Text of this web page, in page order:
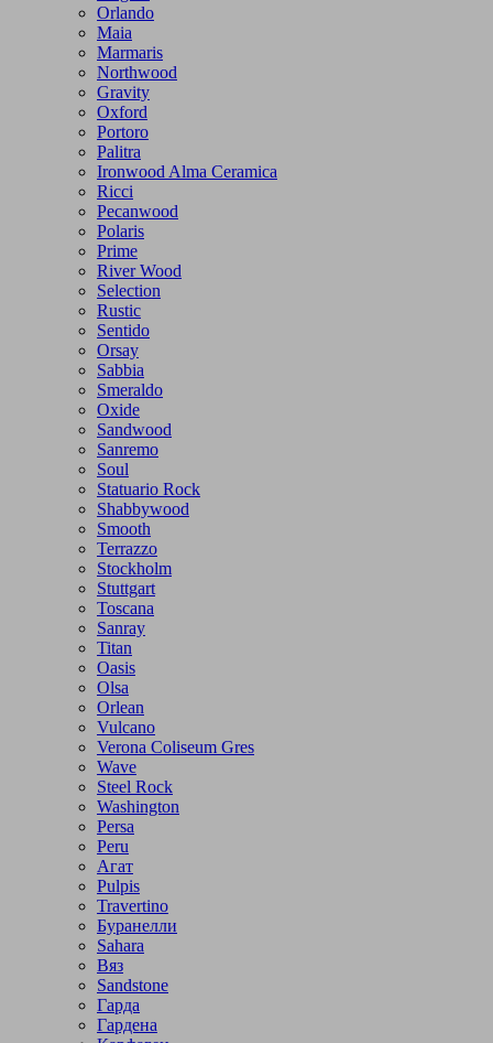
Orlando
Maia
Marmaris
Northwood
Gravity
Oxford
Portoro
Palitra
Ironwood Alma Ceramica
Ricci
Pecanwood
Polaris
Prime
River Wood
Selection
Rustic
Sentido
Orsay
Sabbia
Smeraldo
Oxide
Sandwood
Sanremo
Soul
Statuario Rock
Shabbywood
Smooth
Terrazzo
Stockholm
Stuttgart
Toscana
Sanray
Titan
Oasis
Olsa
Orlean
Vulcano
Verona Coliseum Gres
Wave
Steel Rock
Washington
Persa
Peru
Агат
Pulpis
Travertino
Буранелли
Sahara
Вяз
Sandstone
Гарда
Гардена